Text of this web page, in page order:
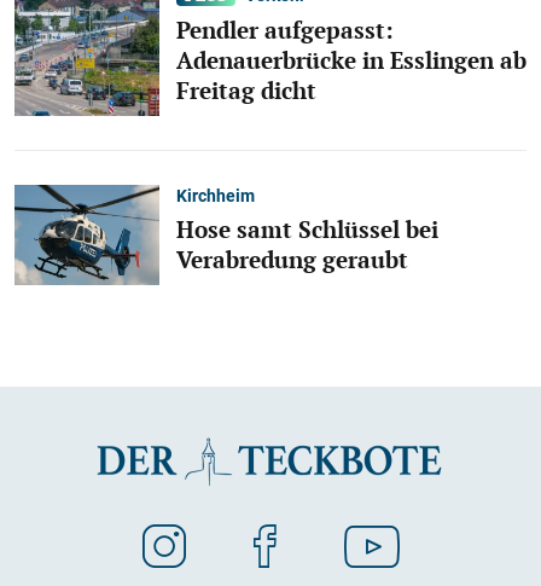
Pendler aufgepasst:
Adenauerbrücke in Esslingen ab
Freitag dicht
Kirchheim
Hose samt Schlüssel bei
Verabredung geraubt